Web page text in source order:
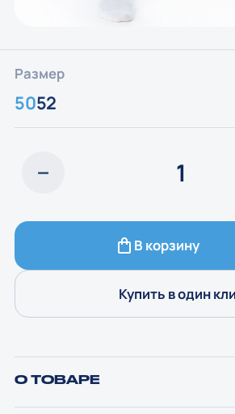
Размер
5052
В корзину
Купить в один
О ТОВАРЕ